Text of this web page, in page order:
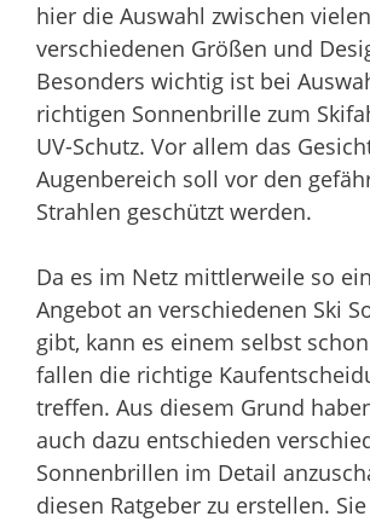
hier die Auswahl zwischen vielen
verschiedenen Größen und
Besonders wichtig ist bei
richtigen Sonnenbrille zum
UV-Schutz. Vor allem das
Augenbereich soll vor den
Strahlen geschützt werden.
Da es im Netz mittlerweile so
Angebot an verschiedenen Ski
gibt, kann es einem selbst
fallen die richtige
treffen. Aus diesem Grund
auch dazu entschieden
Sonnenbrillen im Detail
diesen Ratgeber zu erstellen.